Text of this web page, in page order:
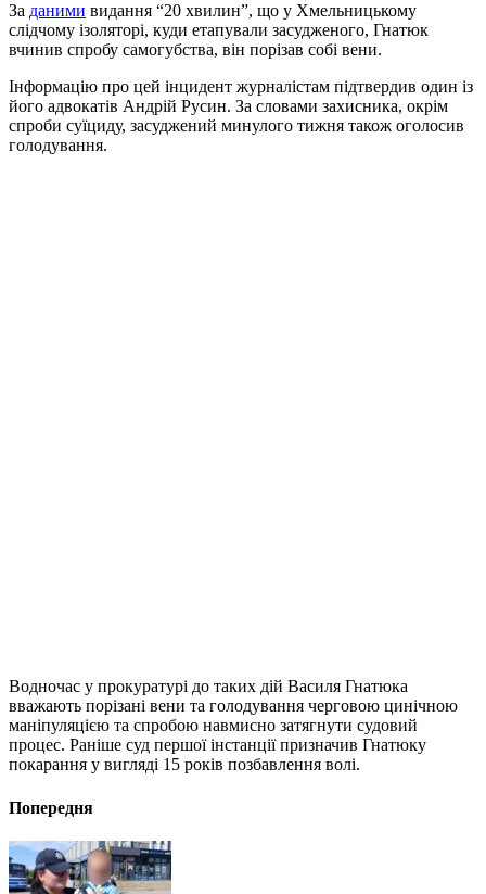
За даними видання “20 хвилин”, що у Хмельницькому
слідчому ізоляторі, куди етапували засудженого, Гнатюк
вчинив спробу самогубства, він порізав собі вени.
Інформацію про цей інцидент журналістам підтвердив один із
його адвокатів Андрій Русин. За словами захисника, окрім
спроби суїциду, засуджений минулого тижня також оголосив
голодування.
Водночас у прокуратурі до таких дій Василя Гнатюка
вважають порізані вени та голодування черговою цинічною
маніпуляцією та спробою навмисно затягнути судовий
процес. Раніше суд першої інстанції призначив Гнатюку
покарання у вигляді 15 років позбавлення волі.
Попередня